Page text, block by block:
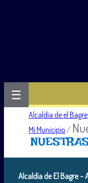
☰
Alcaldía de el Bagre
Mi Municipio /
Alcaldía de El Bagre -